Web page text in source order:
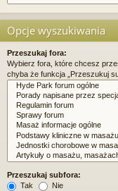
Opcje wyszukiwania
Przeszukaj fora:
Wybierz fora, które chcesz
chyba że funkcja „Przeszukuj
Przeszukaj subfora:
Tak
Nie